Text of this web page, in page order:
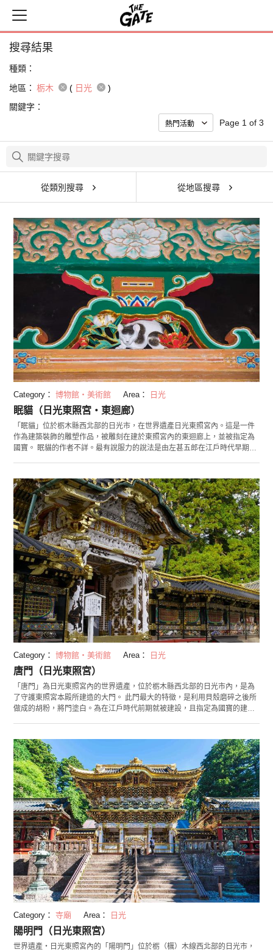
搜尋結果
種類：
地區： 栃木 ( 日光
)
關鍵字：
Page 1 of 3
從類別搜尋 從地區搜尋
Category： 博物館・美術館 Area： 日光
眠貓（日光東照宮・東迴廊）
「眠貓」位於栃木縣西北部的日光市，在世界遺產日光東照宮內。這是一件
作為建築裝飾的雕塑作品，被雕刻在建於東照宮內的東迴廊上，並被指定為
國寶。 眠貓的作者不詳。最有說服力的說法是由左甚五郎在江戶時代早期創
代」，也就是說它象徵著德川幕府的安泰。眠貓被雕刻在高處，所以請注意
不要看漏。穿過東走廊進入「奧宮」，那裡有祭神徳川家康的墓地。提及日
光東照宮，就一定會讓人想起奧宮，請您一定來此參觀。
Category： 博物館・美術館 Area： 日光
唐門（日光東照宮）
「唐門」為日光東照宮內的世界遺產，位於栃木縣西北部的日光市內，是為
了守護東照宮本殿所建造的大門。 此門最大的特徵，是利用貝殼磨碎之後所
做成的胡粉，將門塗白。為在江戶時代前期就被建設，且指定為國寶的建
「許由與巢父」等細緻的雕刻。 過去此門為能夠謁見將軍身分之人才可通過
的正宗大門。現今雖然通常的營業時間是緊閉的，但在新年或者例大季等活
動期間卻有開放，若有緣分或許就能穿過這扇大門呢。
Category： 寺廟 Area： 日光
陽明門（日光東照宮）
世界遺產・日光東照宮內的「陽明門」位於栃（櫔）木線西北部的日光市，